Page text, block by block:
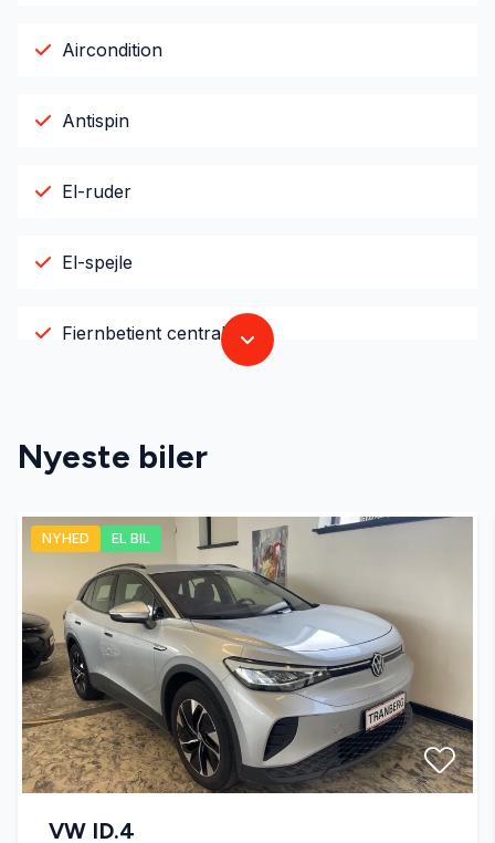
Aircondition
Antispin
El-ruder
El-spejle
Fjernbetjent centrallås
Infocenter
Læderrat
Servostyring
Splitbagsæder
Sædevarme
Tågelygter
Nyeste biler
NYHED EL BIL
VW ID.4